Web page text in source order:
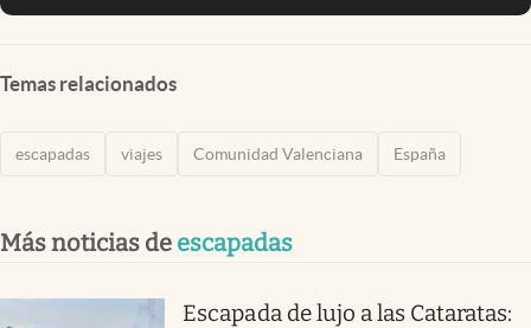
Temas relacionados
escapadas viajes Comunidad Valenciana España
Más noticias de escapadas
Escapada de lujo a las Cataratas: